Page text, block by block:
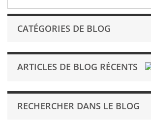
CATÉGORIES DE BLOG
ARTICLES DE BLOG RÉCENTS
RECHERCHER DANS LE BLOG